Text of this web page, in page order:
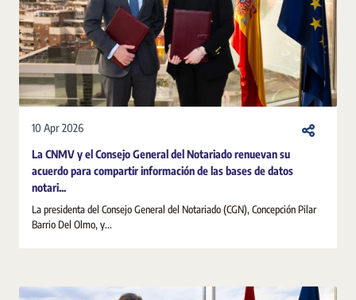
10 Apr 2026
La CNMV y el Consejo General del Notariado renuevan su
acuerdo para compartir información de las bases de datos
notari...
La presidenta del Consejo General del Notariado (CGN), Concepción Pilar
Barrio Del Olmo, y...